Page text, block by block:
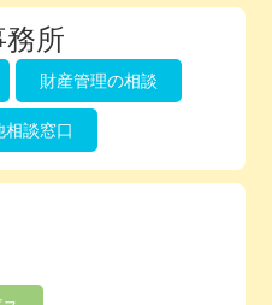
所
財産管理の相談
相談窓口